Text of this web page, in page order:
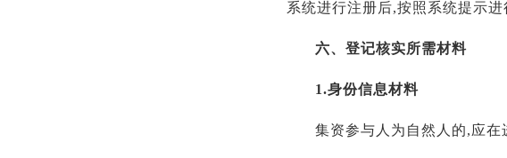
系统进行注册后,按照系统提示进
六、登记核实所需材料
1.身份信息材料
集资参与人为自然人的,应在